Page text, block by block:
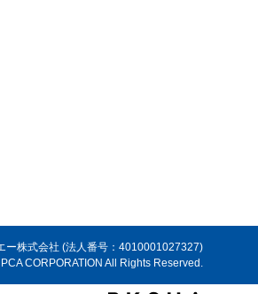
ー株式会社 (法人番号：4010001027327)
CORPORATION All Rights Reserved.